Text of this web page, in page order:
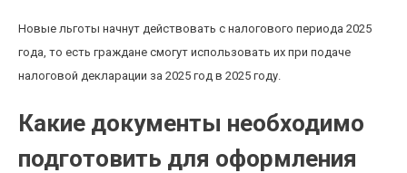
Новые льготы начнут действовать с налогового периода 2025
года, то есть граждане смогут использовать их при подаче
налоговой декларации за 2025 год в 2025 году.
Какие документы необходимо
подготовить для оформления